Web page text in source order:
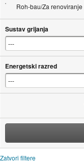
Roh-bau/Za renoviranje
Sustav grijanja
Energetski razred
Zatvori filtere